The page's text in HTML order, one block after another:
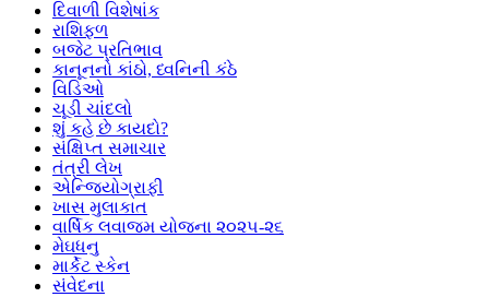
દિવાળી વિશેષાંક
રાશિફળ
બજેટ પ્રતિભાવ
કાનૂનનો કાંઠો, ધ્વનિની કંઠે
વિડિઓ
ચૂડી ચાંદલો
શું કહે છે કાયદો?
સંક્ષિપ્ત સમાચાર
તંત્રી લેખ
એન્જિયોગ્રાફી
ખાસ મુલાકાત
વાર્ષિક લવાજમ યોજના ૨૦૨૫-૨૬
મેઘધનુ
માર્કેટ સ્કેન
સંવેદના